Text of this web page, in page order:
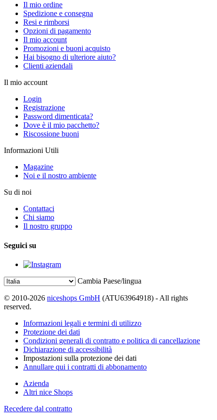
Il mio ordine
Spedizione e consegna
Resi e rimborsi
Opzioni di pagamento
Il mio account
Promozioni e buoni acquisto
Hai bisogno di ulteriore aiuto?
Clienti aziendali
Il mio account
Login
Registrazione
Password dimenticata?
Dove è il mio pacchetto?
Riscossione buoni
Informazioni Utili
Magazine
Noi e il nostro ambiente
Su di noi
Contattaci
Chi siamo
Il nostro gruppo
Seguici su
Cambia Paese/lingua
© 2010-2026 niceshops GmbH (ATU63964918) - All rights
reserved.
Informazioni legali e termini di utilizzo
Protezione dei dati
Condizioni generali di contratto e politica di cancellazione
Dichiarazione di accessibilità
Impostazioni sulla protezione dei dati
Annullare qui i contratti di abbonamento
Azienda
Altri nice Shops
Recedere dal contratto